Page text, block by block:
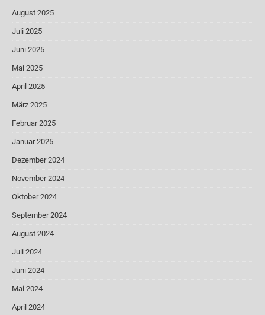
August 2025
Juli 2025
Juni 2025
Mai 2025
April 2025
März 2025
Februar 2025
Januar 2025
Dezember 2024
November 2024
Oktober 2024
September 2024
August 2024
Juli 2024
Juni 2024
Mai 2024
April 2024